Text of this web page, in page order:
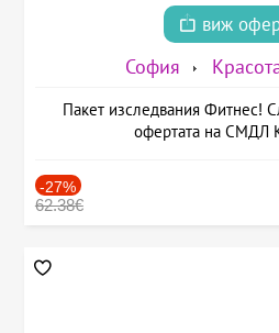
виж
София
Пакет изследвания Фитнес!
офертата на СМДЛ
-27%
62.38€